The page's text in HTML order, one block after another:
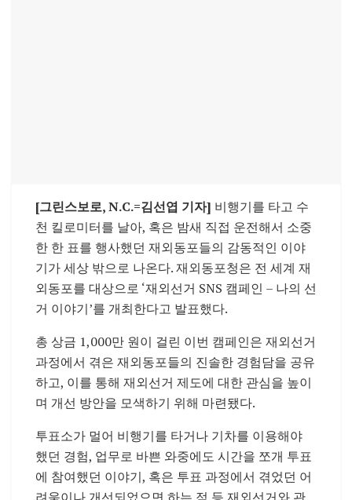
[그린스보로, N.C.=김선엽 기자] 비행기를 타고 수
천 킬로미터를 날아, 혹은 밤새 직접 운전해서 소중
한 한 표를 행사했던 재외동포들의 감동적인 이야
기가 세상 밖으로 나온다. 재외동포청은 전 세계 재
외동포를 대상으로 ‘재외선거 SNS 캠페인 – 나의 선
거 이야기’를 개최한다고 발표했다.
총 상금 1,000만 원이 걸린 이번 캠페인은 재외선거
과정에서 겪은 재외동포들의 진솔한 경험담을 공유
하고, 이를 통해 재외선거 제도에 대한 관심을 높이
며 개선 방안을 모색하기 위해 마련됐다.
투표소가 멀어 비행기를 타거나 기차를 이용해야
했던 경험, 업무로 바쁜 와중에도 시간을 쪼개 투표
에 참여했던 이야기, 혹은 투표 과정에서 겪었던 어